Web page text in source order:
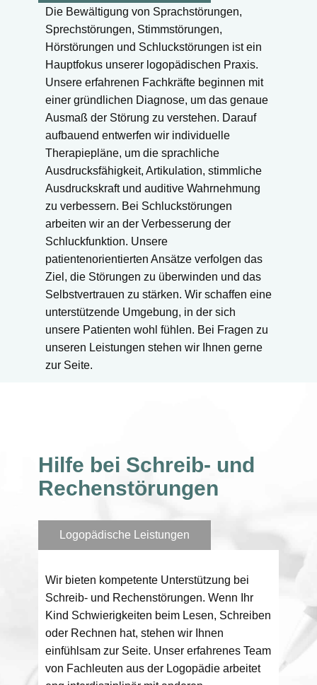
Die Bewältigung von Sprachstörungen,
Sprechstörungen, Stimmstörungen,
Hörstörungen und Schluckstörungen ist ein
Hauptfokus unserer logopädischen Praxis.
Unsere erfahrenen Fachkräfte beginnen mit
einer gründlichen Diagnose, um das genaue
Ausmaß der Störung zu verstehen. Darauf
aufbauend entwerfen wir individuelle
Therapiepläne, um die sprachliche
Ausdrucksfähigkeit, Artikulation, stimmliche
Ausdruckskraft und auditive Wahrnehmung
zu verbessern. Bei Schluckstörungen
arbeiten wir an der Verbesserung der
Schluckfunktion. Unsere
patientenorientierten Ansätze verfolgen das
Ziel, die Störungen zu überwinden und das
Selbstvertrauen zu stärken. Wir schaffen eine
unterstützende Umgebung, in der sich
unsere Patienten wohl fühlen. Bei Fragen zu
unseren Leistungen stehen wir Ihnen gerne
zur Seite.
Hilfe bei Schreib- und
Rechenstörungen
Logopädische Leistungen
Wir bieten kompetente Unterstützung bei
Schreib- und Rechenstörungen. Wenn Ihr
Kind Schwierigkeiten beim Lesen, Schreiben
oder Rechnen hat, stehen wir Ihnen
einfühlsam zur Seite. ​Unser erfahrenes Team
von Fachleuten aus der Logopädie arbeitet